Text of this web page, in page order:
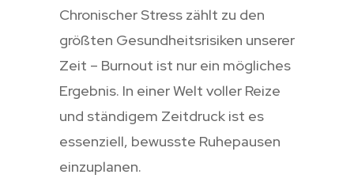
Chronischer Stress zählt zu den
größten Gesundheitsrisiken unserer
Zeit – Burnout ist nur ein mögliches
Ergebnis. In einer Welt voller Reize
und ständigem Zeitdruck ist es
essenziell, bewusste Ruhepausen
einzuplanen.